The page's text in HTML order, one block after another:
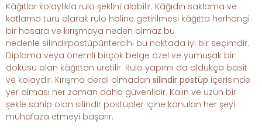
Kâğıtlar kolaylıkla rulo şeklini alabilir. Kâğıdın saklama ve
katlama türü olarak rulo haline getirilmesi kâğıtta herhangi
bir hasara ve kırışmaya neden olmaz bu
nedenle silindirpostüpüntercihi bu noktada iyi bir seçimdir.
Diploma veya önemli birçok belge özel ve yumuşak bir
dokusu olan kâğıttan üretilir. Rulo yapımı da oldukça basit
ve kolaydır. Kırışma derdi olmadan silindir postüp içerisinde
yer alması her zaman daha güvenlidir. Kalın ve uzun bir
şekle sahip olan silindir postüpler içine konulan her şeyi
muhafaza etmeyi başarır.